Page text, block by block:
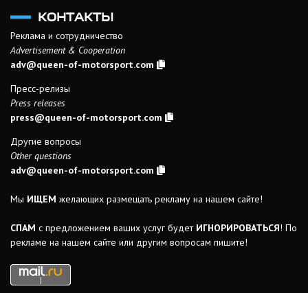
КОНТАКТЫ
Реклама и сотрудничество
Advertisement & Cooperation
adv@queen-of-motorsport.com
Пресс-релизы
Press releases
press@queen-of-motorsport.com
Другие вопросы
Other questions
adv@queen-of-motorsport.com
Мы ИЩЕМ желающих размещать рекламу на нашем сайте!
СПАМ с предложением ваших услуг будет ИГНОРИРОВАТЬСЯ! По
рекламе на нашем сайте или другим вопросам пишите!